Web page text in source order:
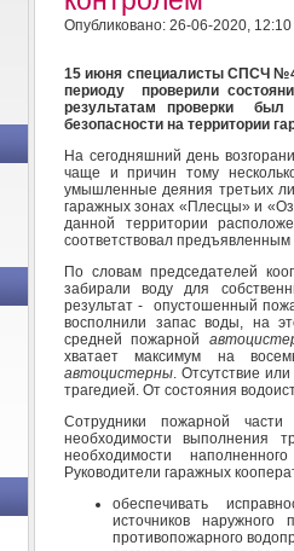
Опубликовано: 26-06-2020, 12:10
15 июня специалисты СПСЧ №4
периоду проверили
результатам проверки был
безопасности на территории
На сегодняшний день
чаще и причин тому
умышленные деяния третьих
гаражных зонах «Плесцы» и
данной территории
соответствовал
По словам председателей
забирали воду для
результат - опустошенный
восполнили запас воды, на
средней пожарной
хватает максимум на
автоцистерны. Отсутствие
трагедией. От состояния
Сотрудники пожарной
необходимости выполнения
необходимости
Руководители гаражных
обеспечивать
источников наружного
противопожарного